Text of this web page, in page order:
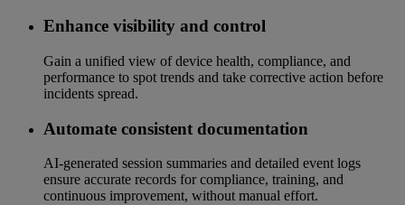
Enhance visibility and control
Gain a unified view of device health, compliance, and
performance to spot trends and take corrective action before
incidents spread.
Automate consistent documentation
AI‑generated session summaries and detailed event logs
ensure accurate records for compliance, training, and
continuous improvement, without manual effort.